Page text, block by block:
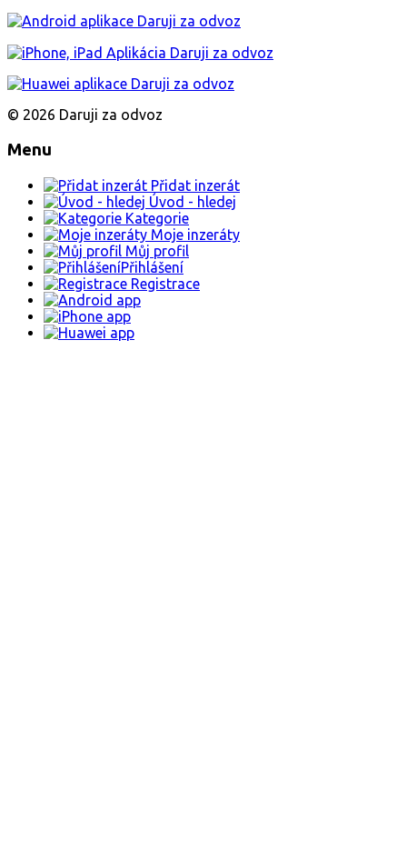
© 2026 Daruji za odvoz
Menu
Přidat inzerát
Úvod - hledej
Kategorie
Moje inzeráty
Můj profil
Přihlášení
Registrace